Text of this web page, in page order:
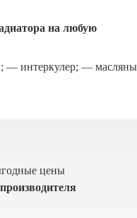
на любую
интеркулер; —
цены